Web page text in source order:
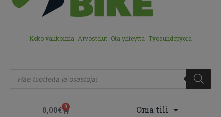
Koko valikoima Arvostelut Ota yhteyttä Työsuhdepyörä
0,00€ 0 Oma tili